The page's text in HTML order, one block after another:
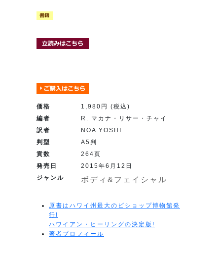
価格
1,980円 (税込)
編者
R. マカナ・リサー・チャイ
訳者
NOA YOSHI
判型
A5判
貢数
264頁
発売日
2015年6月12日
ジャンル
ボディ&フェイシャル
原書はハワイ州最大のビショップ博物館発
行!
ハワイアン・ヒーリングの決定版!
著者プロフィール